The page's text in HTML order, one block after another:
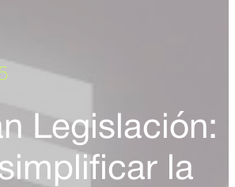
Legislación:
la